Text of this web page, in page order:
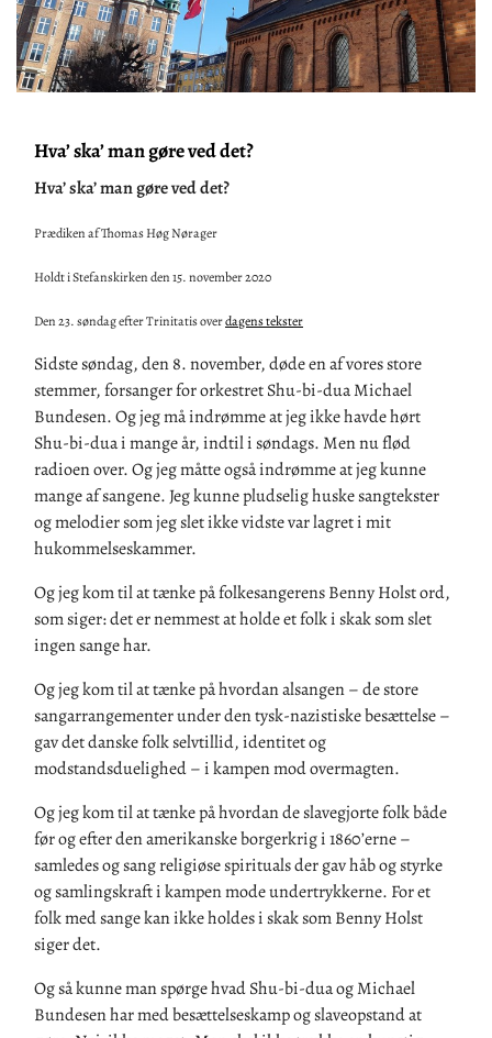
Hva’ ska’ man gøre ved det?
Hva’ ska’ man gøre ved det?
Prædiken af Thomas Høg Nørager
Holdt i Stefanskirken den 15. november 2020
Den 23. søndag efter Trinitatis overdagens tekster
Sidste søndag, den 8. november, døde en af vores store
stemmer, forsanger for orkestret Shu-bi-dua Michael
Bundesen. Og jeg må indrømme at jeg ikke havde hørt
Shu-bi-dua i mange år, indtil i søndags. Men nu flød
radioen over. Og jeg måtte også indrømme at jeg kunne
mange af sangene. Jeg kunne pludselig huske sangtekster
og melodier som jeg slet ikke vidste var lagret i mit
hukommelseskammer.
Og jeg kom til at tænke på folkesangerens Benny Holst ord,
som siger: det er nemmest at holde et folk i skak som slet
ingen sange har.
Og jeg kom til at tænke på hvordan alsangen – de store
sangarrangementer under den tysk-nazistiske besættelse –
gav det danske folk selvtillid, identitet og
modstandsduelighed – i kampen mod overmagten.
Og jeg kom til at tænke på hvordan de slavegjorte folk både
før og efter den amerikanske borgerkrig i 1860’erne –
samledes og sang religiøse spirituals der gav håb og styrke
og samlingskraft i kampen mode undertrykkerne. For et
folk med sange kan ikke holdes i skak som Benny Holst
siger det.
Og så kunne man spørge hvad Shu-bi-dua og Michael
Bundesen har med besættelseskamp og slaveopstand at